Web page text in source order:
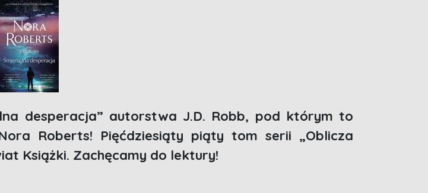
desperacja” autorstwa J.D. Robb, pod którym to
Roberts! Pięćdziesiąty piąty tom serii „Oblicza
Książki. Zachęcamy do lektury!